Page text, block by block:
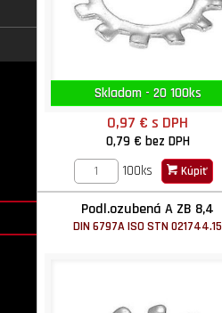
Skladom - 20 100ks
0,97 €s DPH
0,79 € bez DPH
100ks
Kúpiť
Podl.ozubená A ZB 8,4
DIN 6797A ISO STN 021744.15